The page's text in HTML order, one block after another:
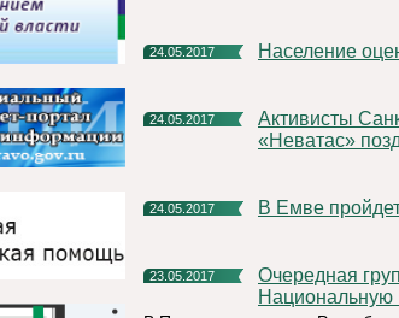
24.05.2017 Население
24.05.2017
Активисты Санкт-Петербургского коми землячества
«Неватас»
24.05.2017 В Емве
23.05.2017
Очередная группа школьников Санкт-Петербурга посетила
Национальную